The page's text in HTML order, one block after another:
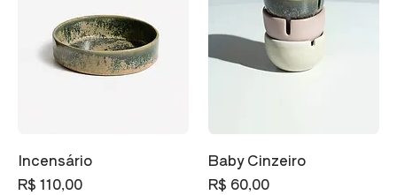
Incensário
Preço
R$ 110,00
Baby Cinzeiro
Preço
R$ 60,00